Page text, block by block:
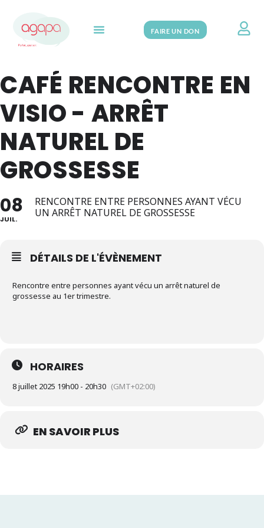
FAIRE UN DON
CAFÉ RENCONTRE EN
VISIO - ARRÊT
NATUREL DE
GROSSESSE
08
JUIL.
RENCONTRE ENTRE PERSONNES AYANT VÉCU
UN ARRÊT NATUREL DE GROSSESSE
DÉTAILS DE L'ÉVÈNEMENT
Rencontre entre personnes ayant vécu un arrêt naturel de
grossesse au 1er trimestre.
HORAIRES
8 juillet 2025 19h00 - 20h30 (GMT+02:00)
EN SAVOIR PLUS